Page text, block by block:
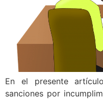
En el presente
sanciones por